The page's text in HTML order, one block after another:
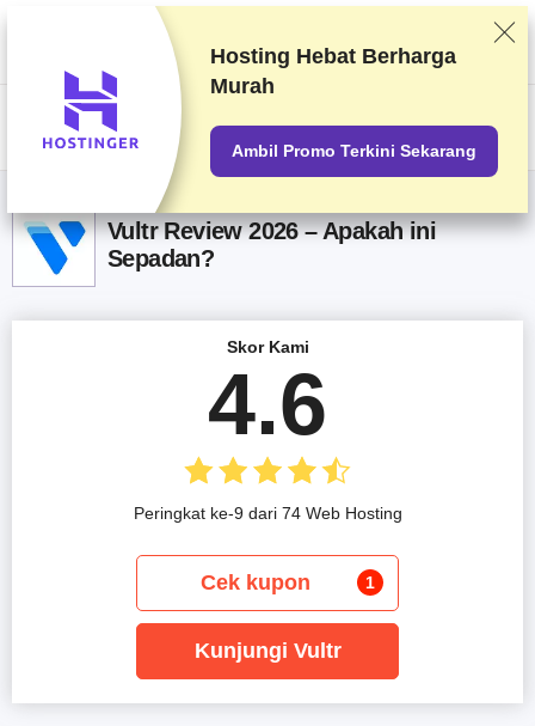
Kami memberi peringkat vendor berdasarkan pengetesan dan penelitian
yang ketat, tetapi juga mempertimbangkan umpan balik Anda dan
perjanjian komersial kami dengan penyedia. Halaman ini berisi tautan
afiliasi.Pengungkapan Iklan
US$
Vultr Review 2026 – Apakah ini
Sepadan?
Skor Kami
4.6
Peringkat ke-9 dari 74 Web Hosting
Cek kupon 1
Kunjungi Vultr
Hosting Hebat Berharga
Murah
Ambil Promo Terkini Sekarang